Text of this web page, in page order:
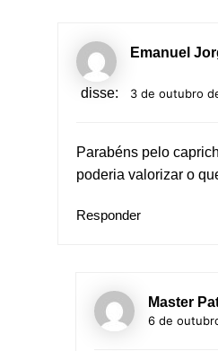
Emanuel
disse: 3 de outubro
Parabéns pelo
poderia valorizar o
Responder
Master
6 de